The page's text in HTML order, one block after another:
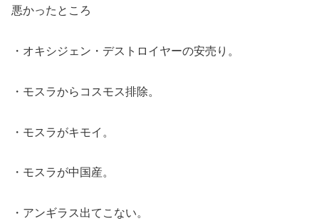
悪かったところ
・オキシジェン・デストロイヤーの安売り。
・モスラからコスモス排除。
・モスラがキモイ。
・モスラが中国産。
・アンギラス出てこない。